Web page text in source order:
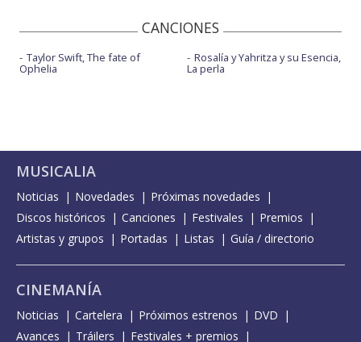
CANCIONES
Taylor Swift, The fate of
Ophelia
Rosalía y Yahritza y su Esencia,
La perla
MUSICALIA
Noticias Novedades
Próximas novedades
Discos históricos
Canciones Festivales
Premios
Artistas y grupos
Portadas Listas Guía / directorio
CINEMANÍA
Noticias Cartelera Próximos estrenos
DVD
Avances
Tráilers Festivales + premios